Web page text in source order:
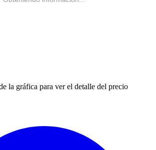
la gráfica para ver el detalle del precio